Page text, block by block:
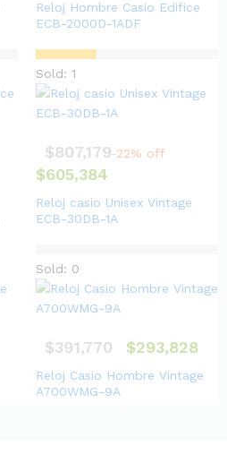
Reloj Hombre Casio Edifice
ECB-2000D-1ADF
Sold: 1
$807,179 22% off
$605,384
Reloj casio Unisex Vintage
ECB-30DB-1A
Sold: 0
$391,770 $293,828
Reloj Casio Hombre Vintage
A700WMG-9A